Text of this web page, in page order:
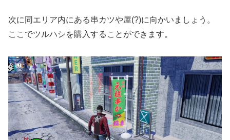
次に同エリア内にある串カツや屋(?)に向かいましょう。
ここでツルハシを購入することができます。